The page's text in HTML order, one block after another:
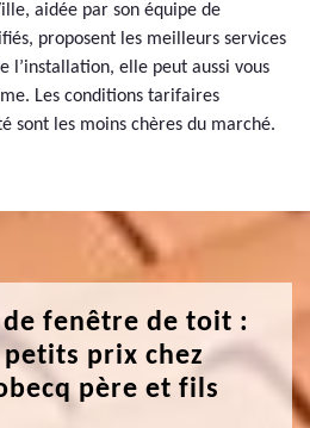
aidée par son équipe de
proposent les meilleurs services
l’installation, elle peut aussi vous
Les conditions tarifaires
sont les moins chères du marché.
fenêtre de toit :
petits prix chez
père et fils